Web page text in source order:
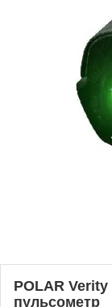
POLAR
пульсометр